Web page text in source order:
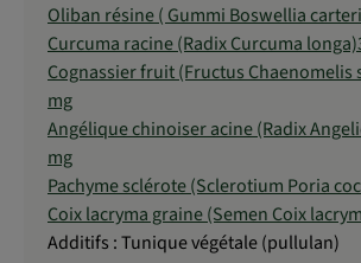
Oliban résine ( Gummi Boswellia
Curcuma racine (Radix Curcuma
Cognassier fruit (Fructus Chaenomelis
mg
Angélique chinoiser acine (Radix
mg
Pachyme sclérote (Sclerotium Poria
Coix lacryma graine (Semen Coix
Additifs : Tunique végétale (pullulan)